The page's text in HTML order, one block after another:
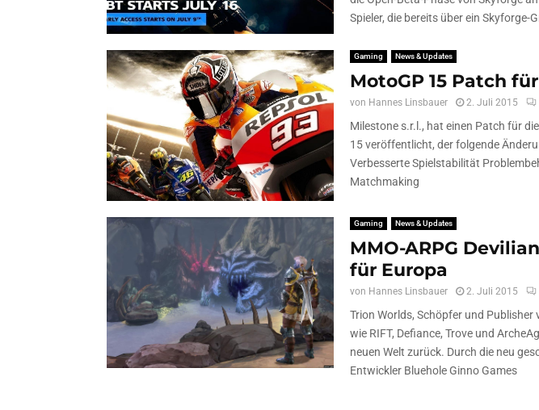
Spieler, die bereits über ein Skyforge-
Gaming News & Updates
MotoGP 15 Patch
von Hannes Linsbauer 2. Juli 2015
Milestone s.r.l., hat einen Patch für
15 veröffentlicht, der folgende
Verbesserte Spielstabilität
Matchmaking
Gaming News & Updates
MMO-ARPG
für Europa
von Hannes Linsbauer 2. Juli 2015
Trion Worlds, Schöpfer und Publisher
wie RIFT, Defiance, Trove und
neuen Welt zurück. Durch die neu
Entwickler Bluehole Ginno Games